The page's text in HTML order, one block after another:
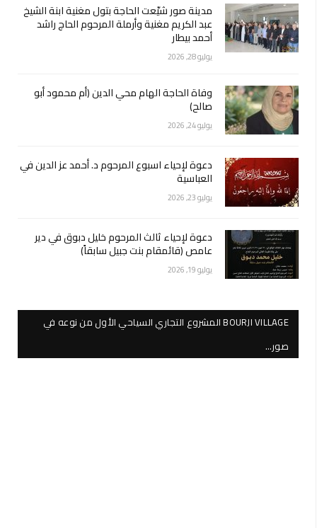
مدينة صور شيّعت الحاجة بتول مغنية ابنة الشيخ
عبد الكريم مغنية وأرملة المرحوم الحاج راشد
أحمد بيطار
يوليو 28, 2026
وفاة الحاجة الهام محي الدين (أم محمود أبو
صالح)
يوليو 24, 2026
دعوة لإحياء اسبوع المرحوم د. أحمد عز الدين في
العباسية
يوليو 23, 2026
دعوة لإحياء ثالث المرحوم خليل دبوق في دير
عامص (قائمقام بنت جبيل سابقاً)
يوليو 19, 2026
BOURJI VILLAGE المشروع التجاري السياحي الأول من نوعه في
صور…